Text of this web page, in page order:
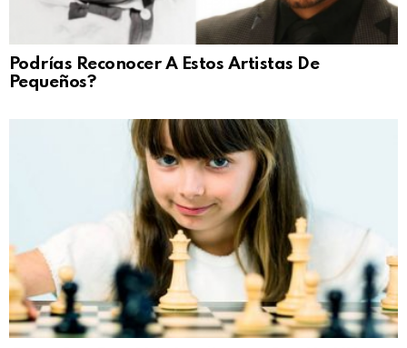
Podrías Reconocer A Estos Artistas De
Pequeños?